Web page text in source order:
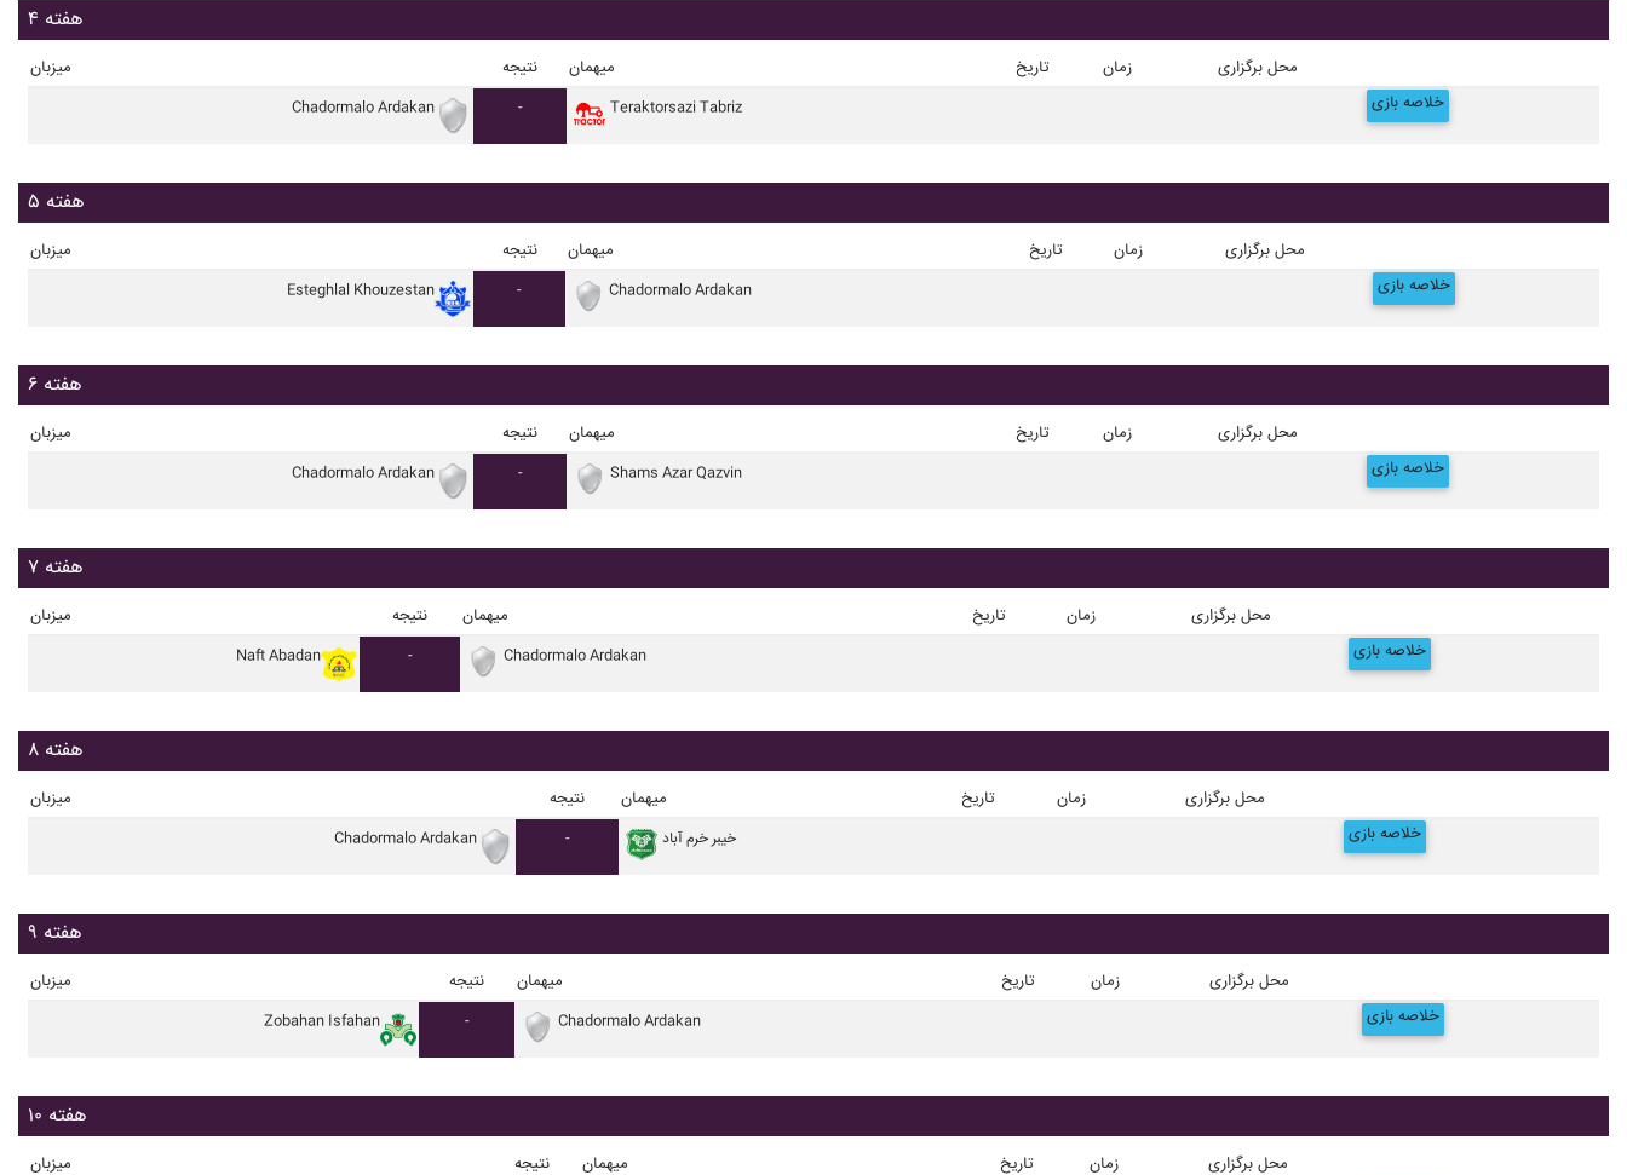
هفته ۴
میزبان نتیجه میهمان تاریخ زمان محل برگزاری
Chadormalo Ardakan - Teraktorsazi Tabriz خلاصه بازی
هفته ۵
میزبان نتیجه میهمان تاریخ زمان محل برگزاری
Esteghlal Khouzestan - Chadormalo Ardakan خلاصه بازی
هفته ۶
میزبان نتیجه میهمان تاریخ زمان محل برگزاری
Chadormalo Ardakan - Shams Azar Qazvin خلاصه بازی
هفته ۷
میزبان نتیجه میهمان تاریخ زمان محل برگزاری
Naft Abadan - Chadormalo Ardakan خلاصه بازی
هفته ۸
میزبان نتیجه میهمان تاریخ زمان محل برگزاری
Chadormalo Ardakan - خيبر خرم آباد خلاصه بازی
هفته ۹
میزبان نتیجه میهمان تاریخ زمان محل برگزاری
Zobahan Isfahan - Chadormalo Ardakan خلاصه بازی
هفته ۱۰
میزبان نتیجه میهمان تاریخ زمان محل برگزاری